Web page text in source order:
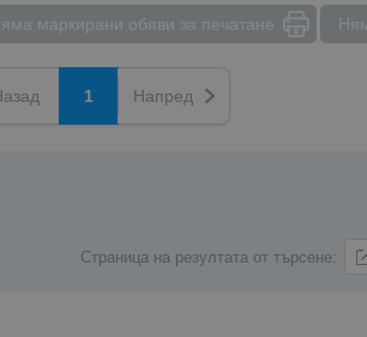
маркирани обяви за печатане
1 Напред
Страница на резултата от търсене: